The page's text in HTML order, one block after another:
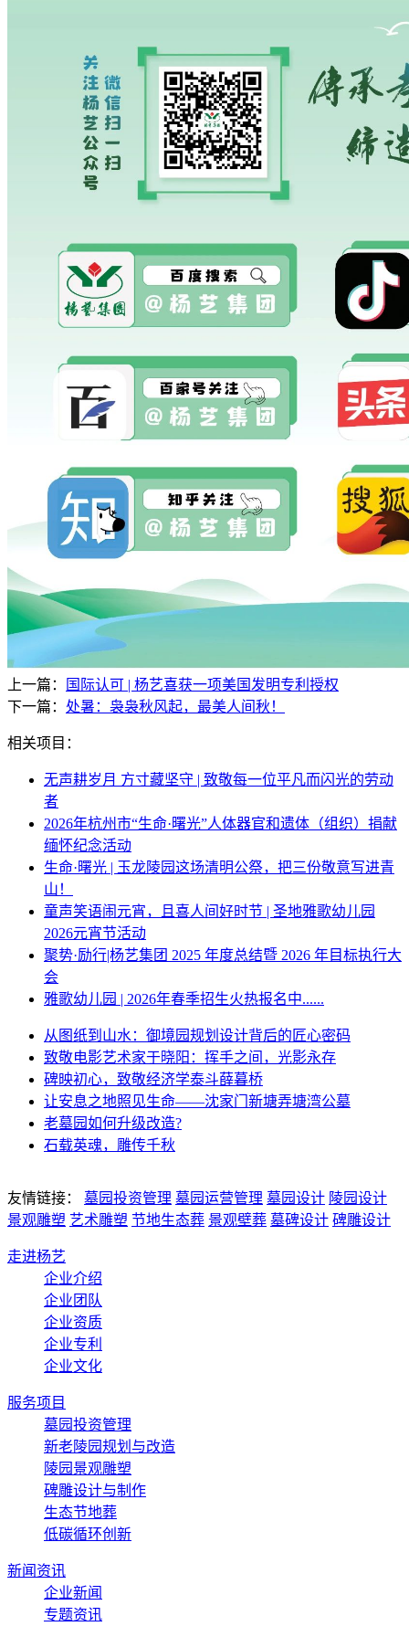
上一篇：
国际认可 | 杨艺喜获一项美国发明专利授权
下一篇： 处暑：袅袅秋风起，最美人间秋！
相关项目：
无声耕岁月 方寸藏坚守 | 致敬每一位平凡而闪光的劳动
者
2026年杭州市“生命·曙光”人体器官和遗体（组织）捐献
缅怀纪念活动
生命·曙光 | 玉龙陵园这场清明公祭，把三份敬意写进青
山！
童声笑语闹元宵，且喜人间好时节 | 圣地雅歌幼儿园
2026元宵节活动
聚势·励行|杨艺集团 2025 年度总结暨 2026 年目标执行大
会
雅歌幼儿园 | 2026年春季招生火热报名中......
从图纸到山水：御境园规划设计背后的匠心密码
致敬电影艺术家于晓阳：挥手之间，光影永存
碑映初心，致敬经济学泰斗薛暮桥
让安息之地照见生命——沈家门新塘弄塘湾公墓
老墓园如何升级改造?
石载英魂，雕传千秋
友情链接： 墓园投资管理 墓园运营管理 墓园设计 陵园设计
景观雕塑 艺术雕塑 节地生态葬 景观壁葬 墓碑设计 碑雕设计
走进杨艺
企业介绍
企业团队
企业资质
企业专利
企业文化
服务项目
墓园投资管理
新老陵园规划与改造
陵园景观雕塑
碑雕设计与制作
生态节地葬
低碳循环创新
新闻资讯
企业新闻
专题资讯